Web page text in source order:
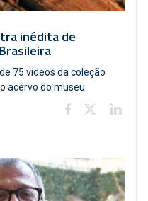
inédita de
75 vídeos da coleção
acervo do museu